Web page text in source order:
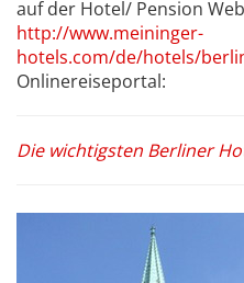
auf der Hotel/ Pension
http://www.meininger-
hotels.com/de/hotels/
Onlinereiseportal:
Die wichtigsten Berliner